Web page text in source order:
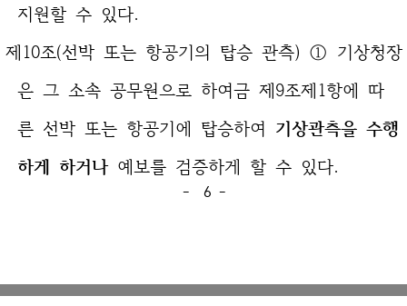
지원할 수 있다.
제10조(선박 또는 항공기의 탑승 관측) ① 기상청장
은 그 소속 공무원으로 하여금 제9조제1항에 따
른 선박 또는 항공기에 탑승하여 기상관측을 수행
하게 하거나예보를 검증하게 할 수 있다.
- 6 -